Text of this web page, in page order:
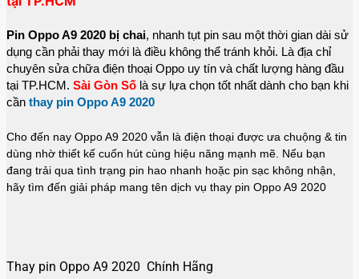
Pin Oppo A9 2020 bị chai, nhanh tụt pin sau một thời gian dài sử
dụng cần phải thay mới là điều không thể tránh khỏi. Là địa chỉ
chuyên sửa chữa điện thoại Oppo uy tín và chất lượng hàng đầu
tại TP.HCM. Sài Gòn Số là sự lựa chọn tốt nhất dành cho bạn khi
cần thay pin Oppo A9 2020
Cho đến nay Oppo A9 2020 vẫn là điện thoại được ưa chuộng & tin
dùng nhờ thiết kế cuốn hút cùng hiệu năng mạnh mẽ. Nếu bạn
đang trải qua tình trạng pin hao nhanh hoặc pin sạc không nhận,
hãy tìm đến giải pháp mang tên dịch vụ thay pin Oppo A9 2020
Thay pin Oppo A9 2020 Chính Hãng